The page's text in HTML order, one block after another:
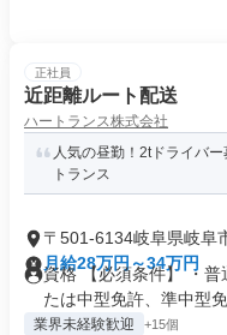
正社員
近距離ルート配送
ハートランス株式会社
人気の昼勤！2tドライバ
トランス
〒501-6134岐阜県岐阜
月給28万円～34万円
資格 【必須条件】 ・
たは中型免許、準中型免
業界未経験歓迎 +15個